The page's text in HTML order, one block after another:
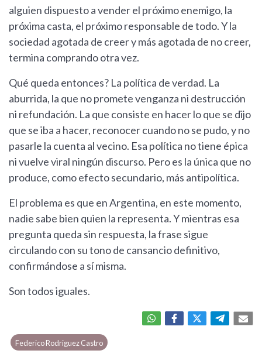
alguien dispuesto a vender el próximo enemigo, la
próxima casta, el próximo responsable de todo. Y la
sociedad agotada de creer y más agotada de no creer,
termina comprando otra vez.
Qué queda entonces? La política de verdad. La
aburrida, la que no promete venganza ni destrucción
ni refundación. La que consiste en hacer lo que se dijo
que se iba a hacer, reconocer cuando no se pudo, y no
pasarle la cuenta al vecino. Esa política no tiene épica
ni vuelve viral ningún discurso. Pero es la única que no
produce, como efecto secundario, más antipolítica.
El problema es que en Argentina, en este momento,
nadie sabe bien quien la representa. Y mientras esa
pregunta queda sin respuesta, la frase sigue
circulando con su tono de cansancio definitivo,
confirmándose a sí misma.
Son todos iguales.
Federico Rodriguez Castro